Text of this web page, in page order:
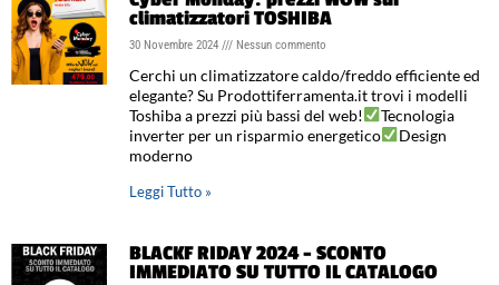
climatizzatori TOSHIBA
30 Novembre 2024 Nessun commento
Cerchi un climatizzatore caldo/freddo efficiente ed
elegante? Su Prodottiferramenta.it trovi i modelli
Toshiba a prezzi più bassi del web!
Tecnologia
inverter per un risparmio energetico
Design
moderno
Leggi Tutto »
BLACKF RIDAY 2024 – SCONTO
IMMEDIATO SU TUTTO IL CATALOGO